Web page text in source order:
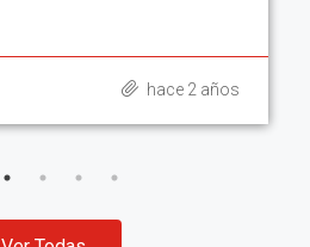
hace 2 años